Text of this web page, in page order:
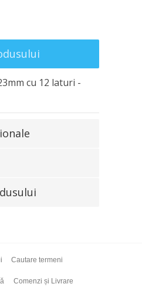
cu 12 laturi -
Cautare termeni
Comenzi și Livrare